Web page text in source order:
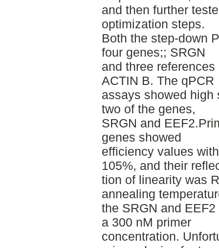
and then further
optimization steps.
Both the step-­down
four genes;; SRGN
and three
ACTIN B. The qPCR
assays showed
two of the genes,
SRGN and
genes showed
efficiency values
105%, and their
tion of linearity was
annealing
the SRGN and
a 300 nM primer
concentration.